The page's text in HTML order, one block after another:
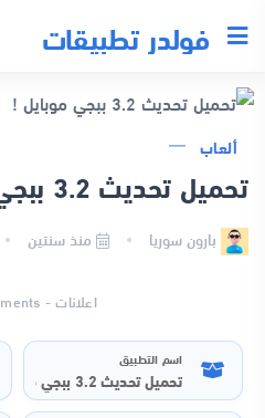
فولدر تطبيقات
ألعاب
تحميل تحديث 3.2 ببجي موبايل !
بارون سوريا منذ سنتين
اعلانات - Advertisements
اسم التطبيق
تحميل تحديث 3.2 ببجي موبايل !